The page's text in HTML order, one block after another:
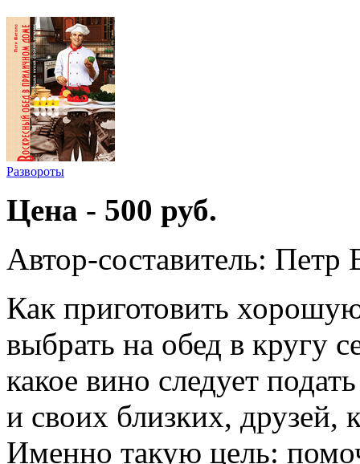
Развороты
Цена - 500 руб.
Автор-составитель: Петр
Как приготовить
выбрать на обед в кругу
какое вино следует
и своих близких, друзей,
Именно такую цель: